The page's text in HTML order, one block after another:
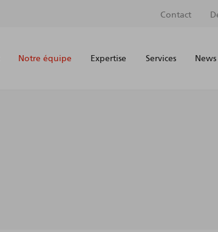
Contact
Notre équipe Expertise Services